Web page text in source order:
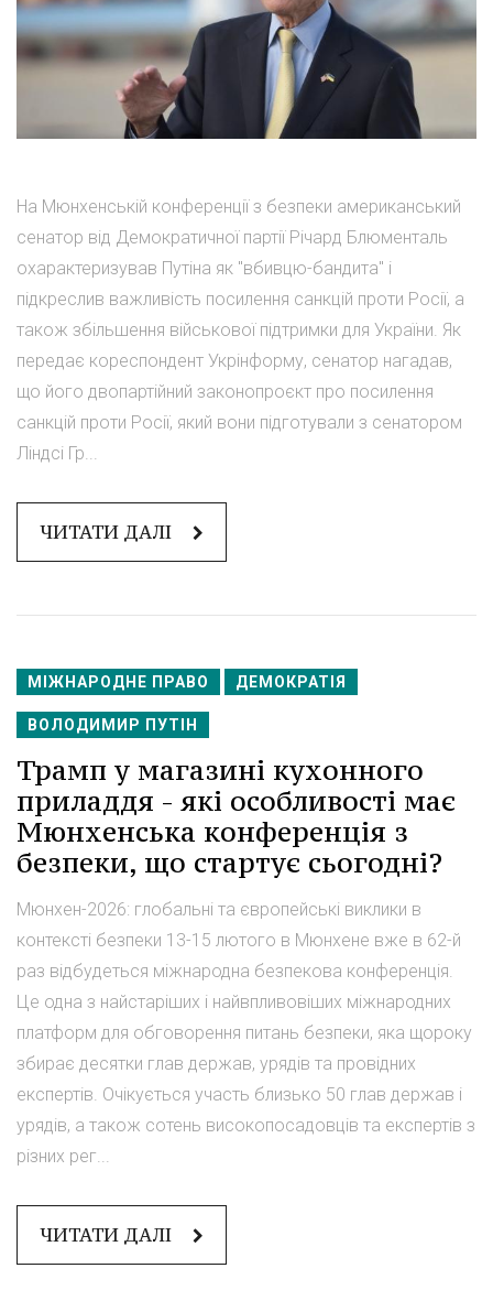
На Мюнхенській конференції з безпеки американський
сенатор від Демократичної партії Річард Блюменталь
охарактеризував Путіна як "вбивцю-бандита" і
підкреслив важливість посилення санкцій проти Росії, а
також збільшення військової підтримки для України. Як
передає кореспондент Укрінформу, сенатор нагадав,
що його двопартійний законопроєкт про посилення
санкцій проти Росії, який вони підготували з сенатором
Ліндсі Гр...
ЧИТАТИ ДАЛІ
МІЖНАРОДНЕ ПРАВО ДЕМОКРАТІЯ
ВОЛОДИМИР ПУТІН
Трамп у магазині кухонного
приладдя - які особливості має
Мюнхенська конференція з
безпеки, що стартує сьогодні?
Мюнхен-2026: глобальні та європейські виклики в
контексті безпеки 13-15 лютого в Мюнхене вже в 62-й
раз відбудеться міжнародна безпекова конференція.
Це одна з найстаріших і найвпливовіших міжнародних
платформ для обговорення питань безпеки, яка щороку
збирає десятки глав держав, урядів та провідних
експертів. Очікується участь близько 50 глав держав і
урядів, а також сотень високопосадовців та експертів з
різних рег...
ЧИТАТИ ДАЛІ